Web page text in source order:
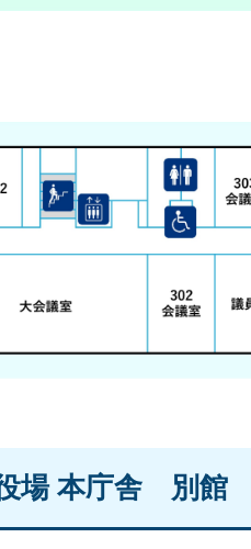
場 本庁舎 別館